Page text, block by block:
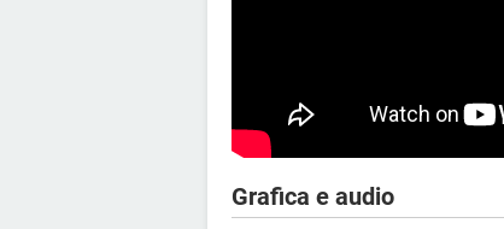
Grafica e audio